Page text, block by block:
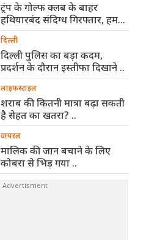
ट्रंप के गोल्फ क्लब के बाहर
हथियारबंद संदिग्ध गिरफ्तार, हमले
..
दिल्ली
दिल्ली पुलिस का बड़ा कदम,
प्रदर्शन के दौरान इस्तीफा दिखाने ..
लाइफस्टाइल
शराब की कितनी मात्रा बढ़ा सकती
है सेहत का खतरा? ..
वायरल
मालिक की जान बचाने के लिए
कोबरा से भिड़ गया ..